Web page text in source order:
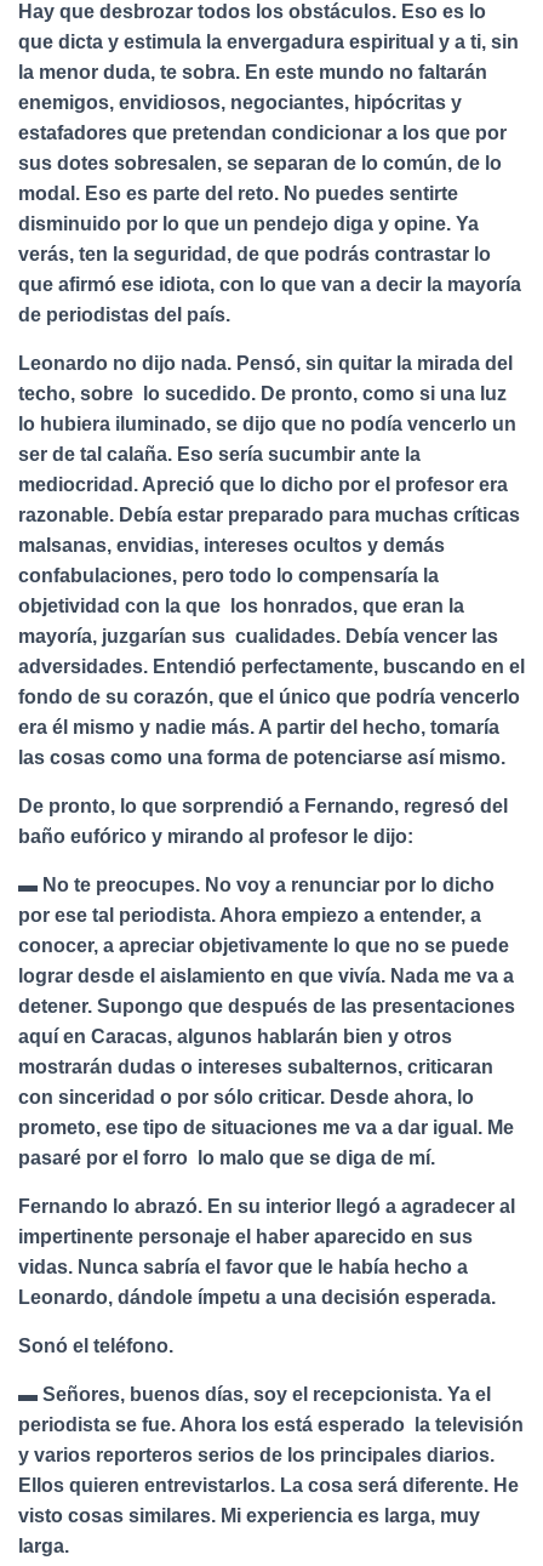
Hay que desbrozar todos los obstáculos. Eso es lo
que dicta y estimula la envergadura espiritual y a ti, sin
la menor duda, te sobra. En este mundo no faltarán
enemigos, envidiosos, negociantes, hipócritas y
estafadores que pretendan condicionar a los que por
sus dotes sobresalen, se separan de lo común, de lo
modal. Eso es parte del reto. No puedes sentirte
disminuido por lo que un pendejo diga y opine. Ya
verás, ten la seguridad, de que podrás contrastar lo
que afirmó ese idiota, con lo que van a decir la mayoría
de periodistas del país.
Leonardo no dijo nada. Pensó, sin quitar la mirada del
techo, sobre lo sucedido. De pronto, como si una luz
lo hubiera iluminado, se dijo que no podía vencerlo un
ser de tal calaña. Eso sería sucumbir ante la
mediocridad. Apreció que lo dicho por el profesor era
razonable. Debía estar preparado para muchas críticas
malsanas, envidias, intereses ocultos y demás
confabulaciones, pero todo lo compensaría la
objetividad con la que los honrados, que eran la
mayoría, juzgarían sus cualidades. Debía vencer las
adversidades. Entendió perfectamente, buscando en el
fondo de su corazón, que el único que podría vencerlo
era él mismo y nadie más. A partir del hecho, tomaría
las cosas como una forma de potenciarse así mismo.
De pronto, lo que sorprendió a Fernando, regresó del
baño eufórico y mirando al profesor le dijo:
▬ No te preocupes. No voy a renunciar por lo dicho
por ese tal periodista. Ahora empiezo a entender, a
conocer, a apreciar objetivamente lo que no se puede
lograr desde el aislamiento en que vivía. Nada me va a
detener. Supongo que después de las presentaciones
aquí en Caracas, algunos hablarán bien y otros
mostrarán dudas o intereses subalternos, criticaran
con sinceridad o por sólo criticar. Desde ahora, lo
prometo, ese tipo de situaciones me va a dar igual. Me
pasaré por el forro lo malo que se diga de mí.
Fernando lo abrazó. En su interior llegó a agradecer al
impertinente personaje el haber aparecido en sus
vidas. Nunca sabría el favor que le había hecho a
Leonardo, dándole ímpetu a una decisión esperada.
Sonó el teléfono.
▬ Señores, buenos días, soy el recepcionista. Ya el
periodista se fue. Ahora los está esperado la televisión
y varios reporteros serios de los principales diarios.
Ellos quieren entrevistarlos. La cosa será diferente. He
visto cosas similares. Mi experiencia es larga, muy
larga.